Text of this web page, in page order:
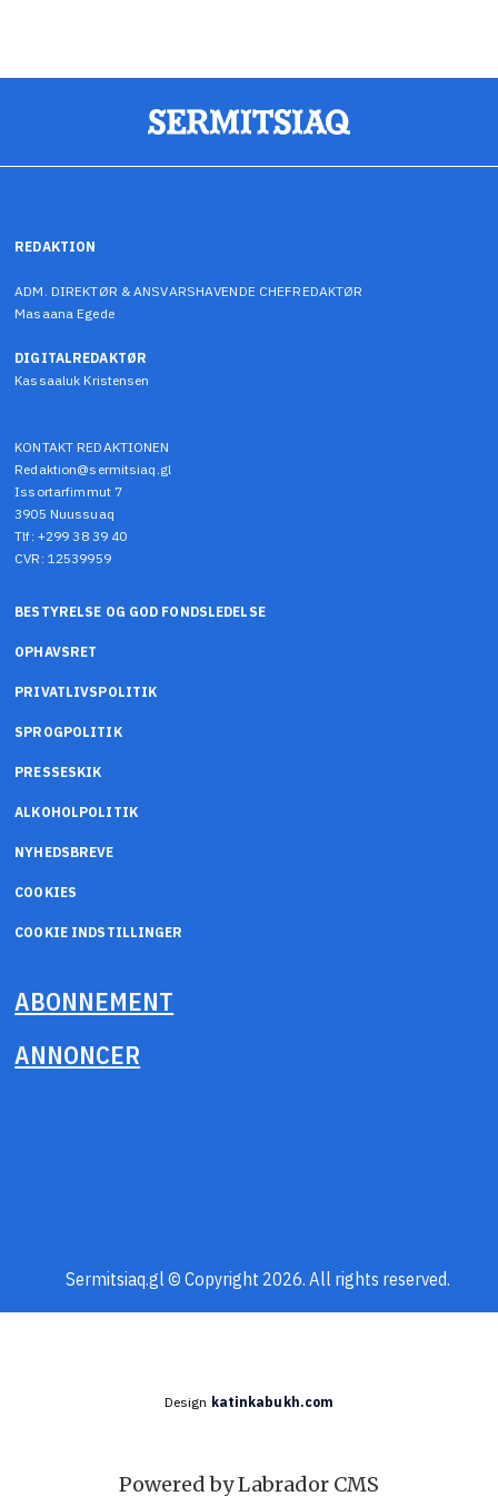
REDAKTION
ADM. DIREKTØR & ANSVARSHAVENDE CHEFREDAKTØR
Masaana Egede
DIGITALREDAKTØR
Kassaaluk Kristensen
KONTAKT REDAKTIONEN
Redaktion@sermitsiaq.gl
Issortarfimmut 7
3905 Nuussuaq
Tlf: +299 38 39 40
CVR: 12539959
BESTYRELSE OG GOD FONDSLEDELSE
OPHAVSRET
PRIVATLIVSPOLITIK
SPROGPOLITIK
PRESSESKIK
ALKOHOLPOLITIK
NYHEDSBREVE
COOKIES
COOKIE INDSTILLINGER
ABONNEMENT
ANNONCER
Sermitsiaq.gl © Copyright 2026. All rights reserved.
Design katinkabukh.com
Powered by Labrador CMS